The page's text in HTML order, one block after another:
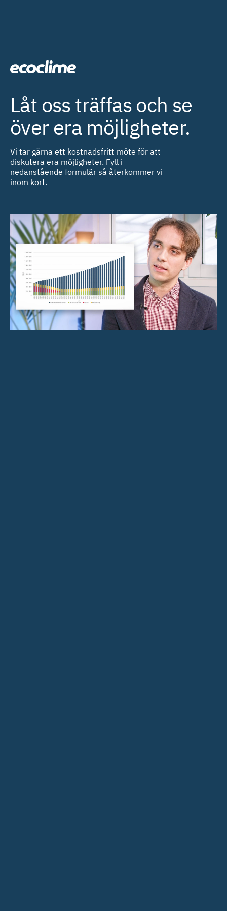
Låt oss träffas och se
över era möjligheter.
Vi tar gärna ett kostnadsfritt möte för att
diskutera era möjligheter. Fyll i
nedanstående formulär så återkommer vi
inom kort.